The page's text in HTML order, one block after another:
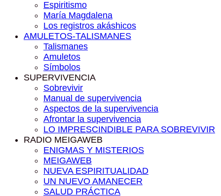
Espiritismo
María Magdalena
Los registros akáshicos
AMULETOS-TALISMANES
Talismanes
Amuletos
Símbolos
SUPERVIVENCIA
Sobrevivir
Manual de supervivencia
Aspectos de la supervivencia
Afrontar la supervivencia
LO IMPRESCINDIBLE PARA SOBREVIVIR
RADIO MEIGAWEB
ENIGMAS Y MISTERIOS
MEIGAWEB
NUEVA ESPIRITUALIDAD
UN NUEVO AMANECER
SALUD PRÁCTICA